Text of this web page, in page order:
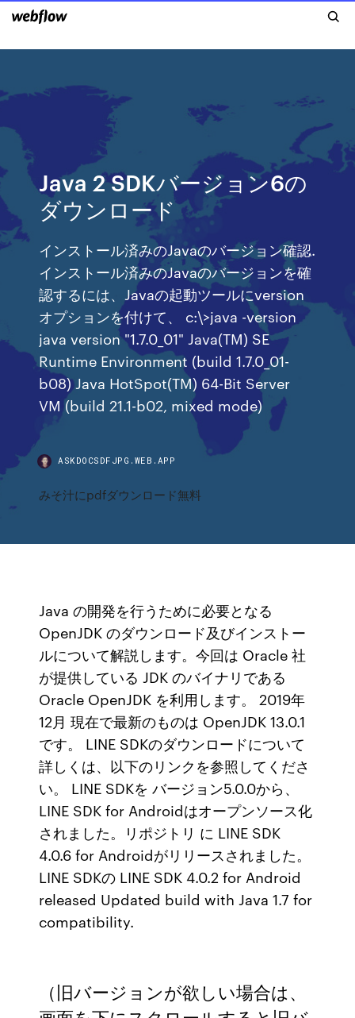
Java 2 SDKバージョン6の
ダウンロード
インストール済みのJavaのバージョン確認.
インストール済みのJavaのバージョンを確
認するには、Javaの起動ツールにversion
オプションを付けて、 c:\>java -version
java version "1.7.0_01" Java(TM) SE
Runtime Environment (build 1.7.0_01-
b08) Java HotSpot(TM) 64-Bit Server
VM (build 21.1-b02, mixed mode)
ASKDOCSDFJPG.WEB.APP
みそ汁にpdfダウンロード無料
Java の開発を行うために必要となる
OpenJDK のダウンロード及びインストー
ルについて解説します。今回は Oracle 社
が提供している JDK のバイナリである
Oracle OpenJDK を利用します。 2019年
12月 現在で最新のものは OpenJDK 13.0.1
です。 LINE SDKのダウンロードについて
詳しくは、以下のリンクを参照してくださ
い。 LINE SDKを バージョン5.0.0から、
LINE SDK for Androidはオープンソース化
されました。リポジトリ に LINE SDK
4.0.6 for Androidがリリースされました。
LINE SDKの LINE SDK 4.0.2 for Android
released Updated build with Java 1.7 for
compatibility.
（旧バージョンが欲しい場合は、